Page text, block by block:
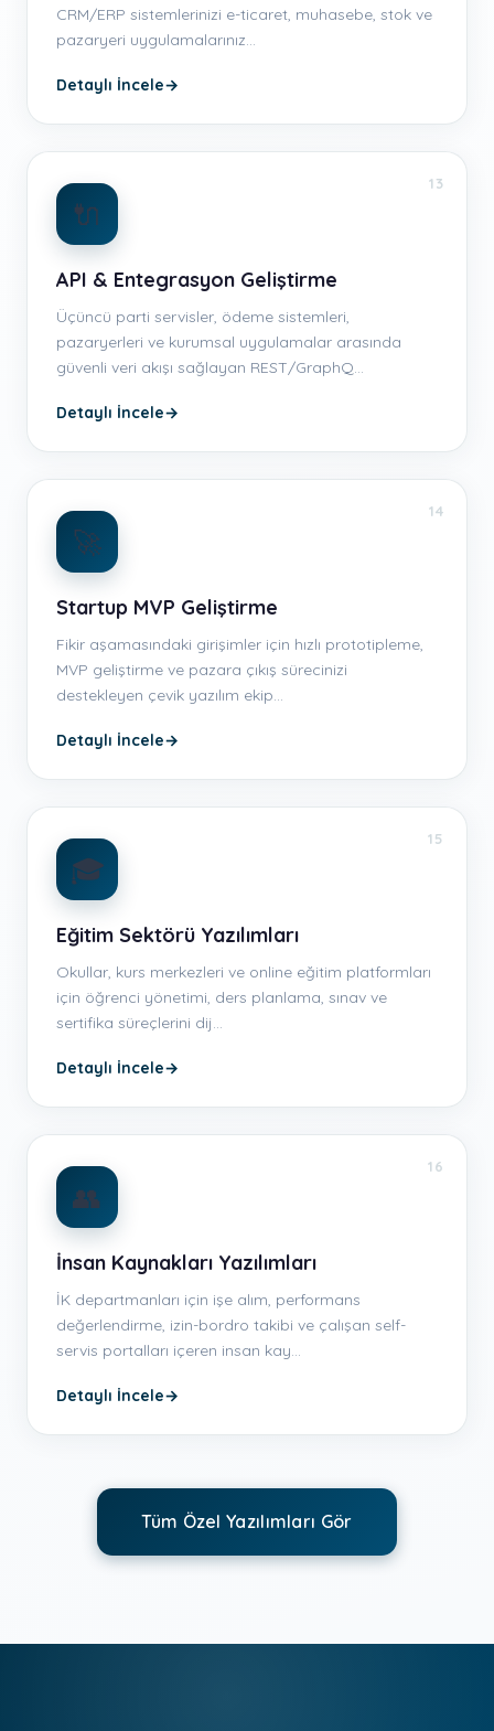
CRM/ERP sistemlerinizi e-ticaret, muhasebe, stok ve
pazaryeri uygulamalarınız…
Detaylı İncele→
13
🔌
API & Entegrasyon Geliştirme
Üçüncü parti servisler, ödeme sistemleri,
pazaryerleri ve kurumsal uygulamalar arasında
güvenli veri akışı sağlayan REST/GraphQ…
Detaylı İncele→
14
🚀
Startup MVP Geliştirme
Fikir aşamasındaki girişimler için hızlı prototipleme,
MVP geliştirme ve pazara çıkış sürecinizi
destekleyen çevik yazılım ekip…
Detaylı İncele→
15
🎓
Eğitim Sektörü Yazılımları
Okullar, kurs merkezleri ve online eğitim platformları
için öğrenci yönetimi, ders planlama, sınav ve
sertifika süreçlerini dij…
Detaylı İncele→
16
👥
İnsan Kaynakları Yazılımları
İK departmanları için işe alım, performans
değerlendirme, izin-bordro takibi ve çalışan self-
servis portalları içeren insan kay…
Detaylı İncele→
Tüm Özel Yazılımları Gör